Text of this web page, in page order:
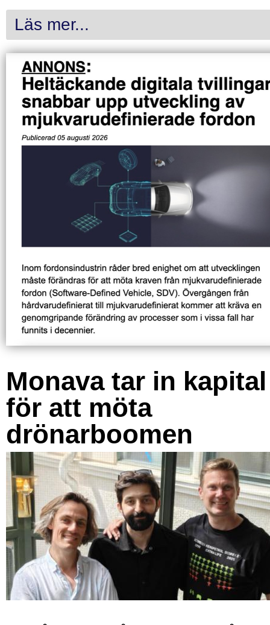
Läs mer...
Monava tar in kapital
för att möta
drönarboomen